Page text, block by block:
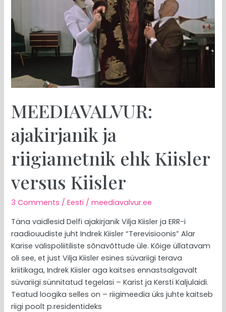
MEEDIAVALVUR:
ajakirjanik ja
riigiametnik ehk Kiisler
versus Kiisler
3 Comments /Eesti /meediavalvur.ee
Täna vaidlesid Delfi ajakirjanik Vilja Kiisler ja ERR-i
raadiouudiste juht Indrek Kiisler “Terevisioonis” Alar
Karise välispoliitiliste sõnavõttude üle. Kõige üllatavam
oli see, et just Vilja Kiisler esines süvariigi terava
kriitikaga, Indrek Kiisler aga kaitses ennastsalgavalt
süvariigi sünnitatud tegelasi – Karist ja Kersti Kaljulaidi.
Teatud loogika selles on – riigimeedia üks juhte kaitseb
riigi poolt p.residentideks